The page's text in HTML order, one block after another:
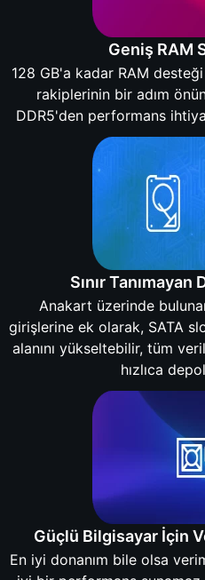
Geniş RAM
128 GB'a kadar RAM
rakiplerinin bir adım
DDR5'den performans
Sınır Tanımayan
Anakart üzerinde
girişlerine ek olarak, SATA
alanını yükseltebilir, tüm
hızlıca
Güçlü Bilgisayar İçin
En iyi donanım bile olsa